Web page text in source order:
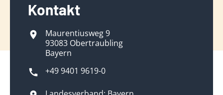
Kontakt
Maurentiusweg 9
93083 Obertraubling
Bayern
+49 9401 9619-0